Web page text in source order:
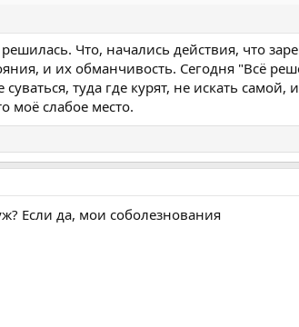
Что, начались действия, что
и их обманчивость. Сегодня "Всё
туда где курят, не искать самой,
моё слабое место.
Если да, мои соболезнования